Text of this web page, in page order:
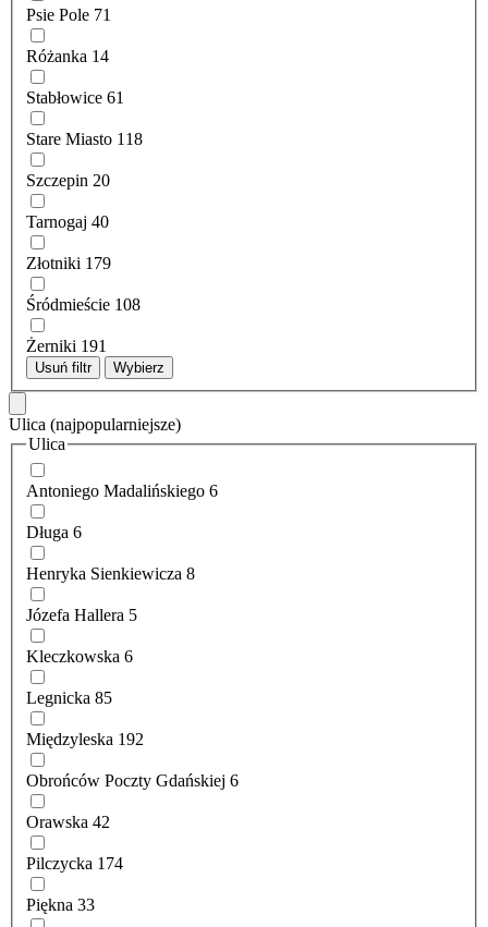
Psie Pole 71
Różanka 14
Stabłowice 61
Stare Miasto 118
Szczepin 20
Tarnogaj 40
Złotniki 179
Śródmieście 108
Żerniki 191
Usuń filtr Wybierz
Ulica (najpopularniejsze)
Ulica
Antoniego Madalińskiego 6
Długa 6
Henryka Sienkiewicza 8
Józefa Hallera 5
Kleczkowska 6
Legnicka 85
Międzyleska 192
Obrońców Poczty Gdańskiej 6
Orawska 42
Pilczycka 174
Piękna 33